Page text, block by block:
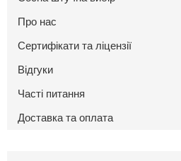
Про нас
Сертифікати та ліцензії
Відгуки
Часті питання
Доставка та оплата